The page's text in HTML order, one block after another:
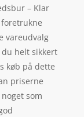
– Klar
vareudvalg
helt sikkert
køb på dette
priserne
som